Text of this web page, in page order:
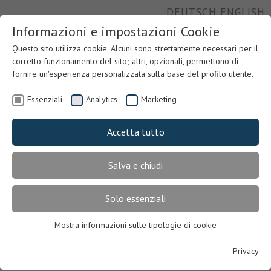
DEUTSCHENGLISH
Previous
Informazioni e impostazioni Cookie
Questo sito utilizza cookie. Alcuni sono strettamente necessari per il
corretto funzionamento del sito; altri, opzionali, permettono di
fornire un'esperienza personalizzata sulla base del profilo utente.
Essenziali Analytics Marketing
Accetta tutto
Salva e chiudi
Solo essenziali
Essenziali
Necessari per il corretto funzionamento del sito. In mancanza,
Mostra informazioni sulle tipologie di cookie
Privacy